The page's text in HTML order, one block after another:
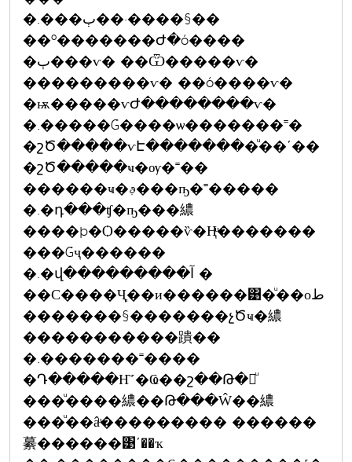
�.���ٻ��·����§��
��º�������Ժ�ó����
�ٻ���ѵ� ��Ѿ�����ѵ�
���������ѵ� ��ó����ѵ�
�ѭ�����ѵԺ��������ѵ�
�.�����Ǵ����ѡ�������˭�
�շԾ�����ѵԷ��������ͧ��ʹ��
�շԾ�����ҹ�ѹ�˭��
������ҹ�ࢵ���ҧ�˭�����
�.�դ���ʧ�ҧ���繷
����þ�Ѻ�����ѷ�Ңͧ�������
���Ǵҷ������
�.�վ���������آ �
��С����Ҷ֧��и������͹�ͧ��оط
�������§�������չԾҹ�繷
�����������蹪��
�.�������˭����
�Դ�����Ҥ˹�Ҩ��շ��Թ�繢ͧ
���ͧ����繷��Թ���Ŵ��繷
���ͧ��âͧ��������� ������
繤������͹ʹ��ҡ